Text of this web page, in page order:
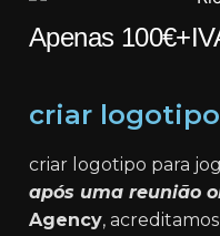
Apenas
criar
criar logotipo para
após uma reunião
Agency,